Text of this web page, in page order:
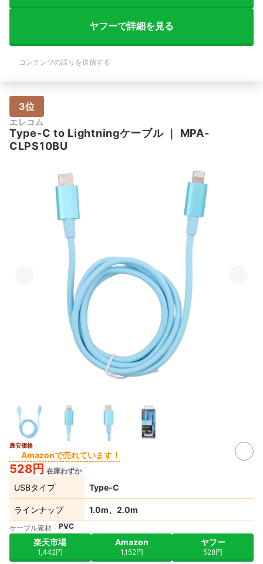
ヤフーで詳細を見る
コンテンツの誤りを送信する
3位
エレコム
Type-C to Lightningケーブル｜ MPA-
CLPS10BU
最安価格
Amazonで売れています！
528円 在庫わずか
USBタイプ Type-C
ラインナップ 1.0m、2.0m
ケーブル素材 PVC
楽天市場
1,442円
Amazon
1,152円
ヤフー
528円